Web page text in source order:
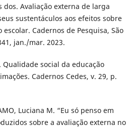
dos. Avaliação externa de larga
sustentáculos aos efeitos sobre
Cadernos de Pesquisa, São
jan./mar. 2023.
Qualidade social da educação
Cadernos Cedes, v. 29, p.
Luciana M. “Eu só penso em
sobre a avaliação externa no